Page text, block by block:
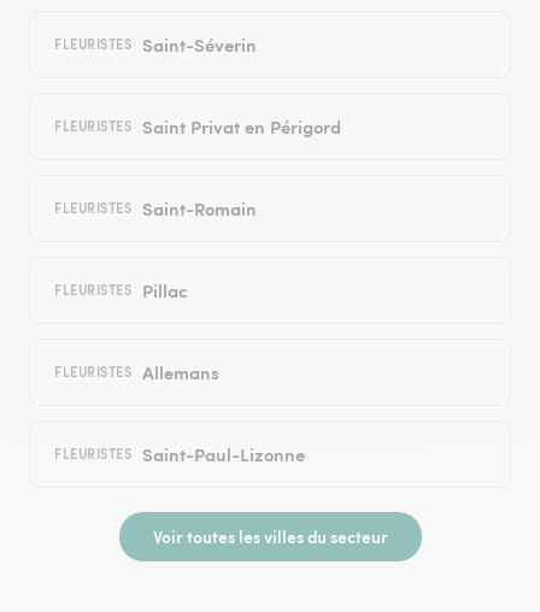
FLEURISTES Saint-Séverin
FLEURISTES Saint Privat en Périgord
FLEURISTES Saint-Romain
FLEURISTES Pillac
FLEURISTES Allemans
FLEURISTES Saint-Paul-Lizonne
Voir toutes les villes du secteur